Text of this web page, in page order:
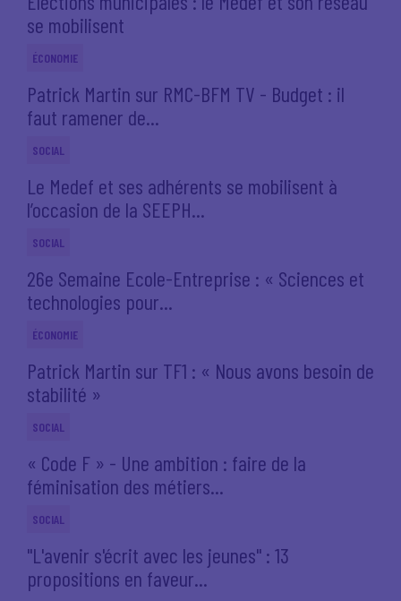
se mobilisent
ÉCONOMIE
Patrick Martin sur RMC-BFM TV - Budget : il
faut ramener de...
SOCIAL
Le Medef et ses adhérents se mobilisent à
l’occasion de la SEEPH...
SOCIAL
26e Semaine Ecole-Entreprise : « Sciences et
technologies pour...
ÉCONOMIE
Patrick Martin sur TF1 : « Nous avons besoin de
stabilité »
SOCIAL
« Code F » - Une ambition : faire de la
féminisation des métiers...
SOCIAL
"L'avenir s'écrit avec les jeunes" : 13
propositions en faveur...